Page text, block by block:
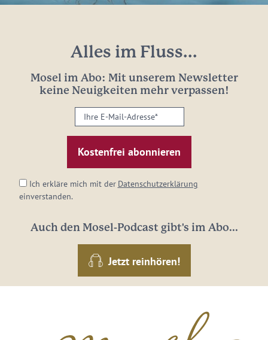
Alles im Fluss...
Mosel im Abo: Mit unserem Newsletter
keine Neuigkeiten mehr verpassen!
Ihre
E-
Mail-
Adresse:
Ich erkläre mich mit der Datenschutzerklärung
einverstanden.
Auch den Mosel-Podcast gibt's im Abo...
Jetzt reinhören!